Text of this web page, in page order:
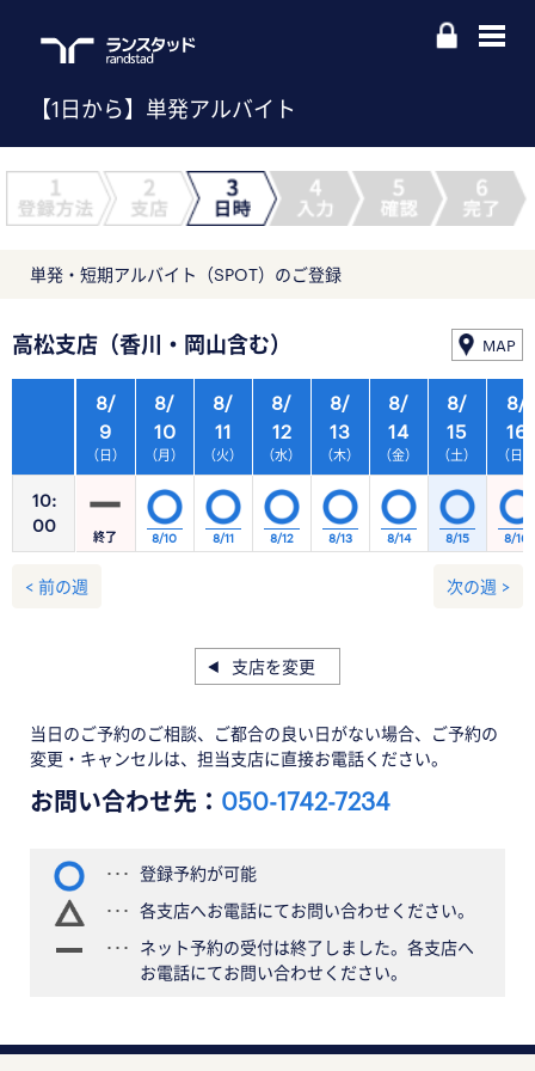
【1日から】単発アルバイト
単発・短期アルバイト（SPOT）のご登録
高松支店（香川・岡山含む） MAP
10:
00
8/
9
（日）
8/
10
（月）
8/
11
（火）
8/
12
（水）
8/
13
（木）
8/
14
（金）
8/
15
（土）
終了 8/10 8/11 8/12 8/13 8/14 8/15
8/
16
（日）
8/16
< 前の週 次の週 >
支店を変更
当日のご予約のご相談、ご都合の良い日がない場合、ご予約の
変更・キャンセルは、担当支店に直接お電話ください。
お問い合わせ先： 050-1742-7234
登録予約が可能
各支店へお電話にてお問い合わせください。
ネット予約の受付は終了しました。各支店へ
お電話にてお問い合わせください。